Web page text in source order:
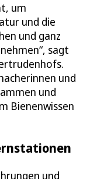
um
und die
und ganz
sagt
und
und
Bienenwissen
und